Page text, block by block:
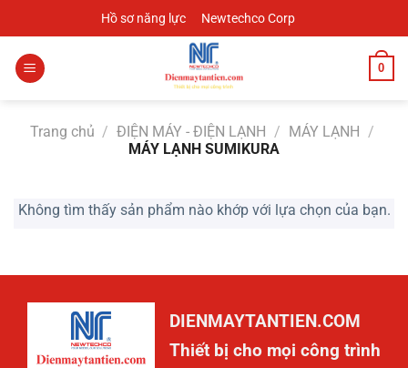
đến
nội
dung
Hồ sơ năng lực Newtechco Corp
0
Trang chủ / ĐIỆN MÁY - ĐIỆN LẠNH / MÁY LẠNH /
MÁY LẠNH SUMIKURA
Không tìm thấy sản phẩm nào khớp với lựa chọn của bạn.
DIENMAYTANTIEN.COM
Thiết bị cho mọi công trình